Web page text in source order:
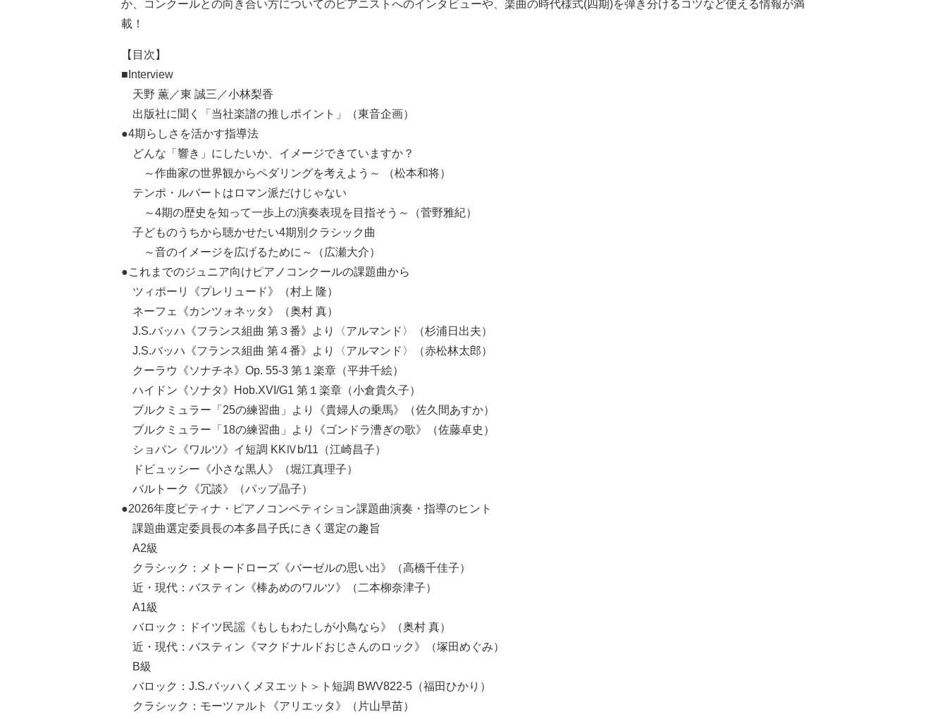
か、コンクールとの向き合い方についてのピアニストへのインタビューや、楽曲の時代様式(四期)を弾き分けるコツなど使える情報が満
載！
【目次】
■Interview
天野 薫／東 誠三／小林梨香
出版社に聞く「当社楽譜の推しポイント」（東音企画）
●4期らしさを活かす指導法
どんな「響き」にしたいか、イメージできていますか？
～作曲家の世界観からペダリングを考えよう～ （松本和将）
テンポ・ルバートはロマン派だけじゃない
～4期の歴史を知って一歩上の演奏表現を目指そう～（菅野雅紀）
子どものうちから聴かせたい4期別クラシック曲
～音のイメージを広げるために～（広瀬大介）
●これまでのジュニア向けピアノコンクールの課題曲から
ツィポーリ《プレリュード》（村上 隆）
ネーフェ《カンツォネッタ》（奥村 真）
J.S.バッハ《フランス組曲 第３番》より〈アルマンド〉（杉浦日出夫）
J.S.バッハ《フランス組曲 第４番》より〈アルマンド〉（赤松林太郎）
クーラウ《ソナチネ》Op. 55-3 第１楽章（平井千絵）
ハイドン《ソナタ》Hob.XVI/G1 第１楽章（小倉貴久子）
ブルクミュラー「25の練習曲」より《貴婦人の乗馬》（佐久間あすか）
ブルクミュラー「18の練習曲」より《ゴンドラ漕ぎの歌》（佐藤卓史）
ショパン《ワルツ》イ短調 KKⅣb/11（江崎昌子）
ドビュッシー《小さな黒人》（堀江真理子）
バルトーク《冗談》（パップ晶子）
●2026年度ピティナ・ピアノコンペティション課題曲演奏・指導のヒント
課題曲選定委員長の本多昌子氏にきく選定の趣旨
A2級
クラシック：メトードローズ《バーゼルの思い出》（高橋千佳子）
近・現代：バスティン《棒あめのワルツ》（二本柳奈津子）
A1級
バロック：ドイツ民謡《もしもわたしが小鳥なら》（奥村 真）
近・現代：バスティン《マクドナルドおじさんのロック》（塚田めぐみ）
B級
バロック：J.S.バッハくメヌエット＞ト短調 BWV822-5（福田ひかり）
クラシック：モーツァルト《アリエッタ》（片山早苗）